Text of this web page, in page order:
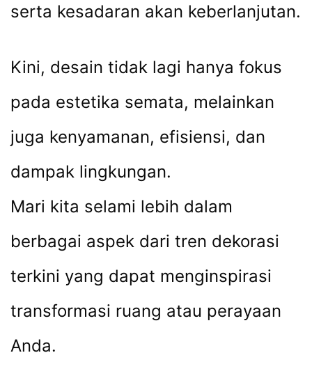
serta kesadaran akan keberlanjutan.
Kini, desain tidak lagi hanya fokus
pada estetika semata, melainkan
juga kenyamanan, efisiensi, dan
dampak lingkungan.
Mari kita selami lebih dalam
berbagai aspek dari tren dekorasi
terkini yang dapat menginspirasi
transformasi ruang atau perayaan
Anda.